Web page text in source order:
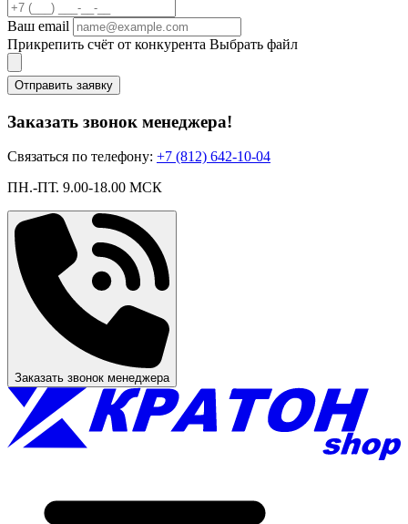
Ваш email
Прикрепить счёт от конкурента Выбрать файл
Отправить заявку
Заказать звонок менеджера!
Связаться по телефону: +7 (812) 642-10-04
ПН.-ПТ. 9.00-18.00 МСК
Заказать звонок менеджера